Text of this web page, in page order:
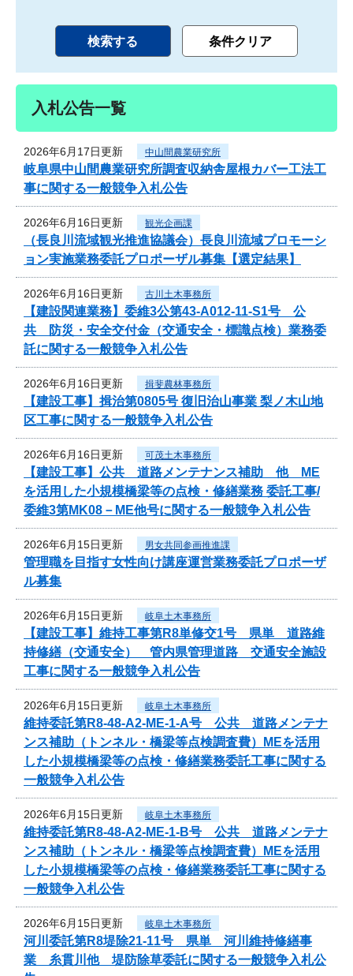
入札公告一覧
2026年6月17日更新 中山間農業研究所
岐阜県中山間農業研究所調査収納舎屋根カバー工法工
事に関する一般競争入札公告
2026年6月16日更新 観光企画課
（長良川流域観光推進協議会）長良川流域プロモーシ
ョン実施業務委託プロポーザル募集【選定結果】
2026年6月16日更新 古川土木事務所
【建設関連業務】委維3公第43-A012-11-S1号 公
共 防災・安全交付金（交通安全・標識点検）業務委
託に関する一般競争入札公告
2026年6月16日更新 揖斐農林事務所
【建設工事】揖治第0805号 復旧治山事業 梨ノ木山地
区工事に関する一般競争入札公告
2026年6月16日更新 可茂土木事務所
【建設工事】公共 道路メンテナンス補助 他 ME
を活用した小規模橋梁等の点検・修繕業務 委託工事/
委維3第MK08－ME他号に関する一般競争入札公告
2026年6月15日更新 男女共同参画推進課
管理職を目指す女性向け講座運営業務委託プロポーザ
ル募集
2026年6月15日更新 岐阜土木事務所
【建設工事】維持工事第R8単修交1号 県単 道路維
持修繕（交通安全） 管内県管理道路 交通安全施設
工事に関する一般競争入札公告
2026年6月15日更新 岐阜土木事務所
維持委託第R8-48-A2-ME-1-A号 公共 道路メンテナ
ンス補助（トンネル・橋梁等点検調査費）MEを活用
した小規模橋梁等の点検・修繕業務委託工事に関する
一般競争入札公告
2026年6月15日更新 岐阜土木事務所
維持委託第R8-48-A2-ME-1-B号 公共 道路メンテナ
ンス補助（トンネル・橋梁等点検調査費）MEを活用
した小規模橋梁等の点検・修繕業務委託工事に関する
一般競争入札公告
2026年6月15日更新 岐阜土木事務所
河川委託第R8堤除21-11号 県単 河川維持修繕事
業 糸貫川他 堤防除草委託に関する一般競争入札公